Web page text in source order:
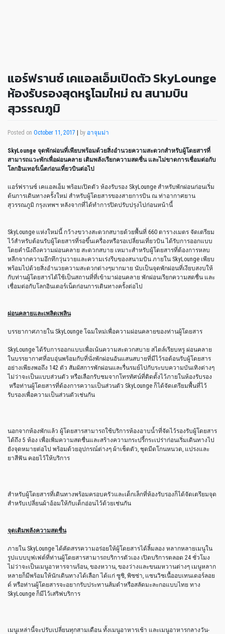
แอร์ฟรานซ์ เคแอลเอ็มเปิดตัว SkyLounge
ห้องรับรองสุดหรูโฉมใหม่ ณ สนามบิน
สุวรรณภูมิ
Posted on October 11, 2017 | by อาจุมม่า
SkyLounge จุดพักผ่อนที่เพียบพร้อมด้วยสิ่งอำนวยความสะดวกสำหรับผู้โดยสารที่
สามารถแวะพักเพื่อผ่อนคลาย เติมพลังเรียกความสดชื่น และไม่ขาดการเชื่อมต่อกับ
โลกอินเทอร์เน็ตก่อนเที่ยวบินต่อไป
แอร์ฟรานซ์ เคแอลเอ็ม พร้อมเปิดตัว ห้องรับรอง SkyLounge สำหรับพักผ่อนก่อนเริ่ม
ต้นการเดินทางครั้งใหม่ สำหรับผู้โดยสารของสายการบิน ณ ท่าอากาศยาน
สุวรรณภูมิ กรุงเทพฯ หลังจากที่ได้ทำการปิดปรับปรุงไปก่อนหน้านี้
SkyLounge แห่งใหม่นี้ กว้างขวางสะดวกสบายด้วยพื้นที่ 660 ตารางเมตร จัดเตรียม
ไว้สำหรับต้อนรับผู้โดยสารที่รอขึ้นเครื่องหรือรอเปลี่ยนเที่ยวบิน ได้รับการออกแบบ
โดยคำนึงถึงความผ่อนคลาย สะดวกสบาย เหมาะสำหรับผู้โดยสารที่ต้องการหลบ
หลีกจากความอึกทึกวุ่นวายและความเร่งรีบของสนามบิน ภายใน SkyLounge เพียบ
พร้อมไปด้วยสิ่งอำนวยความสะดวกต่างๆมากมาย นับเป็นจุดพักผ่อนที่เงียบสงบให้
กับท่านผู้โดยสารได้ใช้เป็นสถานที่ที่เข้ามาผ่อนคลาย พักผ่อนเรียกความสดชื่น และ
เชื่อมต่อกับโลกอินเตอร์เน็ตก่อนการเดินทางครั้งต่อไป
ผ่อนคลายและเพลิดเพลิน
บรรยากาศภายใน SkyLounge โฉมใหม่เพื่อความผ่อนคลายของท่านผู้โดยสาร
SkyLounge ได้รับการออกแบบเพื่อเน้นความสะดวกสบาย สไตล์เรียบหรู ผ่อนคลาย
ในบรรยากาศที่อบอุ่นพร้อมกับที่นั่งพักผ่อนอันแสนสบายที่มีไว้รอต้อนรับผู้โดยสาร
อย่างเพียงพอถึง 142 ตัว สัมผัสการพักผ่อนและรื่นรมย์ไปกับระบบความบันเทิงต่างๆ
ไม่ว่าจะเป็นแบบส่วนตัว หรือเลือกรับชมจากโทรทัศน์ที่ติดตั้งไว้ภายในห้องรับรอง
หรือท่านผู้โดยสารที่ต้องการความเป็นส่วนตัว SkyLounge ก็ได้จัดเตรียมพื้นที่ไว้
รับรองเพื่อความเป็นส่วนตัวเช่นกัน
นอกจากห้องพักแล้ว ผู้โดยสารสามารถใช้บริการห้องอาบน้ำที่จัดไว้รองรับผู้โดยสาร
ได้ถึง 5 ห้อง เพื่อเพิ่มความสดชื่นและสร้างความกระปรี้กระเปร่าก่อนเริ่มเดินทางไป
ยังจุดหมายต่อไป พร้อมด้วยอุปกรณ์ต่างๆ ผ้าเช็ดตัว, ชุดมีดโกนหนวด, แปรงและ
ยาสีฟัน คอยไว้ให้บริการ
สำหรับผู้โดยสารที่เดินทางพร้อมครอบครัวและเด็กเล็กที่ห้องรับรองก็ได้จัดเตรียมจุด
สำหรับเปลี่ยนผ้าอ้อมให้กับเด็กอ่อนไว้ด้วยเช่นกัน
จุดเติมพลังความสดชื่น
ภายใน SkyLounge ได้คัดสรรความอร่อยให้ผู้โดยสารได้ลิ้มลอง หลากหลายเมนูใน
รูปแบบบุฟเฟต์ที่ท่านผู้โดยสารสามารถบริการตัวเอง เปิดบริการตลอด 24 ชั่วโมง
ไม่ว่าจะเป็นเมนูอาหารจานร้อน, ของหวาน, ของว่างและขนมหวานต่างๆ เมนูหลาก
หลายก็มีพร้อมให้นักเดินทางได้เลือก ได้แก่ ซูชิ, พิซซ่า, แซนวิชเนื้ออบเทนเดอร์ลอย
ด์ หรือท่านผู้โดยสารจะอยากรับประทานส้มตำหรือสลัดมะละกอแบบไทย ทาง
SkyLounge ก็มีไว้เสริฟบริการ
เมนูเหล่านี้จะปรับเปลี่ยนทุกสามเดือน ทั้งเมนูอาหารเช้า และเมนูอาหารกลางวัน-